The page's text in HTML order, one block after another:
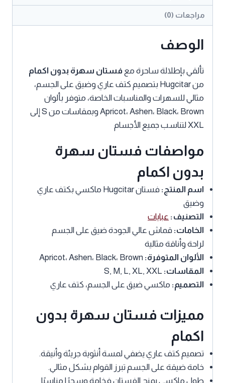
مراجعات (0)
الوصف
تألقي بإطلالة ساحرة مع فستان سهرة بدون اكمام
من Hugcitar بتصميم كتف عاري وضيق على الجسم،
مثالي للسهرات والمناسبات الخاصة، متوفر بألوان
Apricot، Ashen، Black، Brown وبمقاسات من S إلى
XXL لتناسب جميع الأجسام
مواصفات فستان سهرة
بدون اكمام
اسم المنتج:
فستان Hugcitar ماكسي بكتف عاري
وضيق
التصنيف: عبايات
الخامات: قماش عالي الجودة ضيق على الجسم
لراحة وأناقة مثالية
الألوان المتوفرة:
المقاسات:
التصميم: ماكسي ضيق على الجسم، كتف عاري
مميزات فستان سهرة بدون
اكمام
تصميم كتف عاري يضفي لمسة أنثوية جريئة وأنيقة.
خامة ضيقة على الجسم تبرز القوام بشكل مثالي.
طول ماكسي يمنح الفستان فخامة وسحرًا مناسبًا